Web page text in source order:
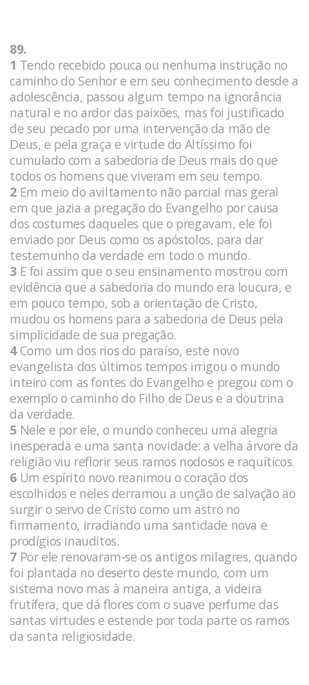
89.
1 Tendo recebido pouca ou nenhuma instrução no
caminho do Senhor e em seu conhecimento desde a
adolescência, passou algum tempo na ignorância
natural e no ardor das paixões, mas foi justificado
de seu pecado por uma intervenção da mão de
Deus, e pela graça e virtude do Altíssimo foi
cumulado com a sabedoria de Deus mais do que
todos os homens que viveram em seu tempo.
2 Em meio do aviltamento não parcial mas geral
em que jazia a pregação do Evangelho por causa
dos costumes daqueles que o pregavam, ele foi
enviado por Deus como os apóstolos, para dar
testemunho da verdade em todo o mundo.
3 E foi assim que o seu ensinamento mostrou com
evidência que a sabedoria do mundo era loucura, e
em pouco tempo, sob a orientação de Cristo,
mudou os homens para a sabedoria de Deus pela
simplicidade de sua pregação.
4Como um dos rios do paraíso, este novo
evangelista dos últimos tempos irrigou o mundo
inteiro com as fontes do Evangelho e pregou com o
exemplo o caminho do Filho de Deus e a doutrina
da verdade.
5 Nele e por ele, o mundo conheceu uma alegria
inesperada e uma santa novidade: a velha árvore da
religião viu reflorir seus ramos nodosos e raquíticos.
6 Um espírito novo reanimou o coração dos
escolhidos e neles derramou a unção de salvação ao
surgir o servo de Cristo como um astro no
firmamento, irradiando uma santidade nova e
prodígios inauditos.
7 Por ele renovaram-se os antigos milagres, quando
foi plantada no deserto deste mundo, com um
sistema novo mas à maneira antiga, a videira
frutífera, que dá flores com o suave perfume das
santas virtudes e estende por toda parte os ramos
da santa religiosidade.